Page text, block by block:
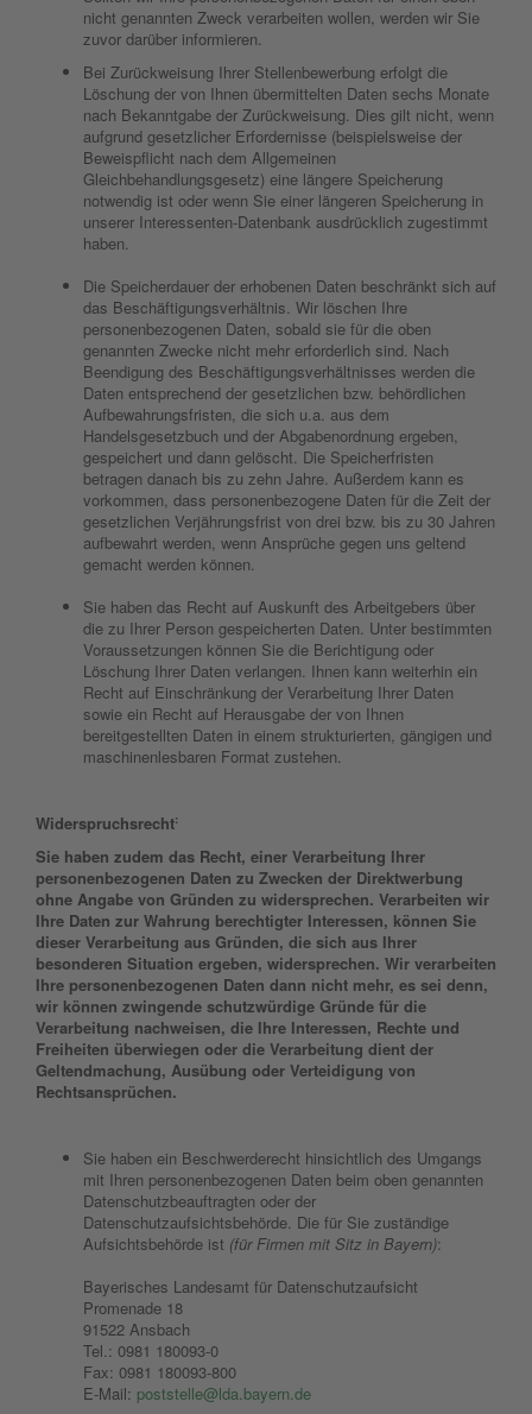
nicht genannten Zweck verarbeiten wollen, werden wir Sie
zuvor darüber informieren.
Bei Zurückweisung Ihrer Stellenbewerbung erfolgt die
Löschung der von Ihnen übermittelten Daten sechs Monate
nach Bekanntgabe der Zurückweisung. Dies gilt nicht, wenn
aufgrund gesetzlicher Erfordernisse (beispielsweise der
Beweispflicht nach dem Allgemeinen
Gleichbehandlungsgesetz) eine längere Speicherung
notwendig ist oder wenn Sie einer längeren Speicherung in
unserer Interessenten-Datenbank ausdrücklich zugestimmt
haben.
Die Speicherdauer der erhobenen Daten beschränkt sich auf
das Beschäftigungsverhältnis. Wir löschen Ihre
personenbezogenen Daten, sobald sie für die oben
genannten Zwecke nicht mehr erforderlich sind. Nach
Beendigung des Beschäftigungsverhältnisses werden die
Daten entsprechend der gesetzlichen bzw. behördlichen
Aufbewahrungsfristen, die sich u.a. aus dem
Handelsgesetzbuch und der Abgabenordnung ergeben,
gespeichert und dann gelöscht. Die Speicherfristen
betragen danach bis zu zehn Jahre. Außerdem kann es
vorkommen, dass personenbezogene Daten für die Zeit der
gesetzlichen Verjährungsfrist von drei bzw. bis zu 30 Jahren
aufbewahrt werden, wenn Ansprüche gegen uns geltend
gemacht werden können.
Sie haben das Recht auf Auskunft des Arbeitgebers über
die zu Ihrer Person gespeicherten Daten. Unter bestimmten
Voraussetzungen können Sie die Berichtigung oder
Löschung Ihrer Daten verlangen. Ihnen kann weiterhin ein
Recht auf Einschränkung der Verarbeitung Ihrer Daten
sowie ein Recht auf Herausgabe der von Ihnen
bereitgestellten Daten in einem strukturierten, gängigen und
maschinenlesbaren Format zustehen.
Widerspruchsrecht:
Sie haben zudem das Recht, einer Verarbeitung Ihrer
personenbezogenen Daten zu Zwecken der Direktwerbung
ohne Angabe von Gründen zu widersprechen. Verarbeiten wir
Ihre Daten zur Wahrung berechtigter Interessen, können Sie
dieser Verarbeitung aus Gründen, die sich aus Ihrer
besonderen Situation ergeben, widersprechen. Wir verarbeiten
Ihre personenbezogenen Daten dann nicht mehr, es sei denn,
wir können zwingende schutzwürdige Gründe für die
Verarbeitung nachweisen, die Ihre Interessen, Rechte und
Freiheiten überwiegen oder die Verarbeitung dient der
Geltendmachung, Ausübung oder Verteidigung von
Rechtsansprüchen.
Sie haben ein Beschwerderecht hinsichtlich des Umgangs
mit Ihren personenbezogenen Daten beim oben genannten
Datenschutzbeauftragten oder der
Datenschutzaufsichtsbehörde. Die für Sie zuständige
Aufsichtsbehörde ist (für Firmen mit Sitz in Bayern):
Bayerisches Landesamt für Datenschutzaufsicht
Promenade 18
91522 Ansbach
Tel.: 0981 180093-0
Fax: 0981 180093-800
E-Mail: poststelle@lda.bayern.de